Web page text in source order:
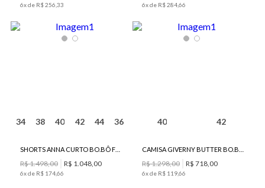
6x de R$256 33 6x de R$28466
34 38 40 42 44 36
R$1.498,00 R$ 1.048,00
6x de R$ 17466
40 42
R$1.298,00 R$ 718,00
6x de R$ 11966